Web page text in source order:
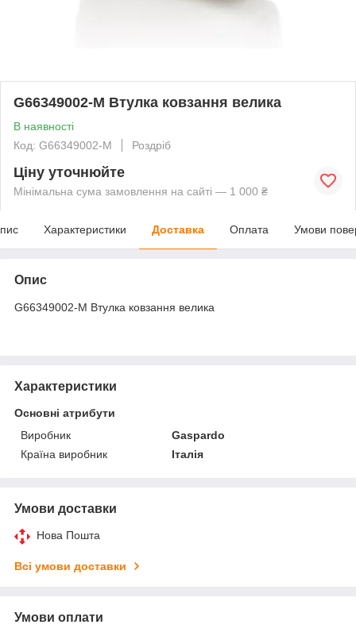
G66349002-M Втулка ковзання велика
В наявності
Код: G66349002-M
Роздріб
Ціну уточнюйте
Мінімальна сума замовлення на сайті — 1 000 ₴
Характеристики Доставка Оплата Умови
Опис
G66349002-M Втулка ковзання велика
Характеристики
Основні атрибути
Виробник
Gaspardo
Країна виробник
Італія
Умови доставки
Нова Пошта
Всі умови доставки
Умови оплати